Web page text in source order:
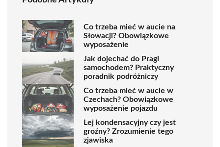
Co trzeba mieć w aucie na
Słowacji? Obowiązkowe
wyposażenie
Jak dojechać do Pragi
samochodem? Praktyczny
poradnik podróżniczy
Co trzeba mieć w aucie w
Czechach? Obowiązkowe
wyposażenie pojazdu
Lej kondensacyjny czy jest
groźny? Zrozumienie tego
zjawiska